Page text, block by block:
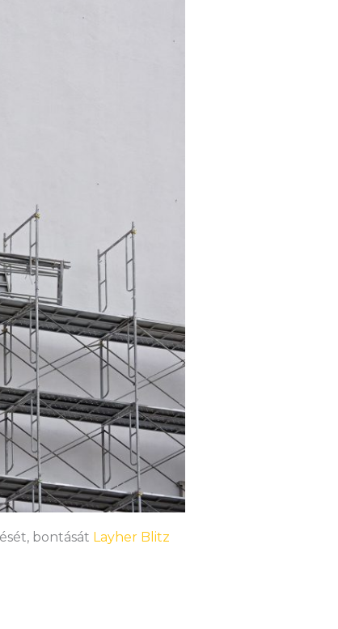
bontását Layher Blitz